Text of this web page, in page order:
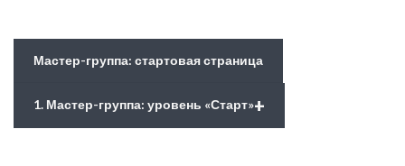
Мастер-группа: стартовая страница
+
1. Мастер-группа: уровень «Старт»